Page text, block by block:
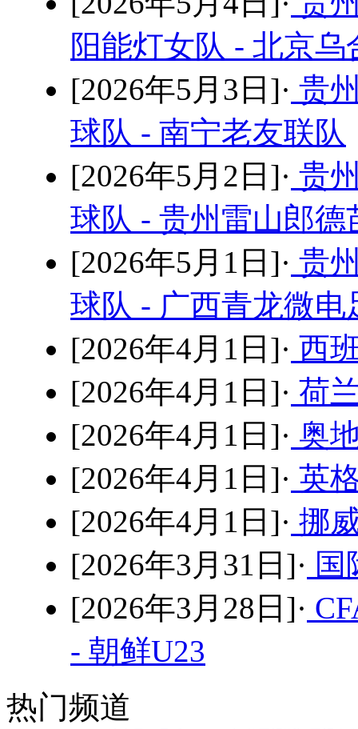
阳能灯女队 - 北京
[2026年5月3日]· 贵
球队 - 南宁老友联队
[2026年5月2日]· 贵
球队 - 贵州雷山郎德
[2026年5月1日]· 贵
球队 - 广西青龙微电
[2026年4月1日]· 西
[2026年4月1日]· 荷
[2026年4月1日]· 奥
[2026年4月1日]· 英
[2026年4月1日]· 挪
[2026年3月31日]· 国
[2026年3月28日]·
- 朝鲜U23
热门频道